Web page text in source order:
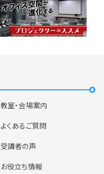
教室・会場案内
よくあるご質問
受講者の声
お役立ち情報